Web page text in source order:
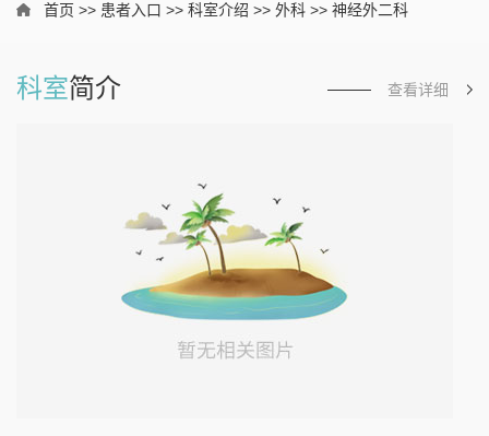
首页 >> 患者入口 >> 科室介绍 >> 外科 >> 神经外二科
科室简介 查看详细